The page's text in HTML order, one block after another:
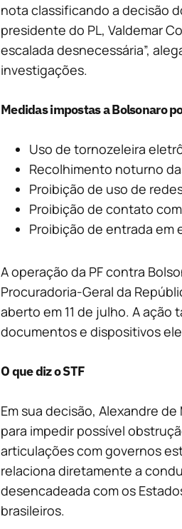
nota classificando a decisão
presidente do PL, Valdemar
escalada desnecessária”,
investigações.
Medidas impostas a Bolsonaro
Uso de tornozeleira
Recolhimento noturno
Proibição de uso de
Proibição de contato
Proibição de entrada em
A operação da PF contra
Procuradoria-Geral da
aberto em 11 de julho. A ação
documentos e dispositivos
O que diz o STF
Em sua decisão, Alexandre
para impedir possível
articulações com governos
relaciona diretamente a
desencadeada com os
brasileiros.